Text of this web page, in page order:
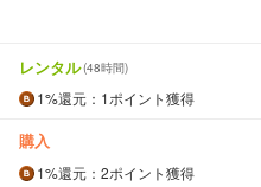
レンタル(48時間)
1%還元 ：1ポイント獲得
購入
1%還元 ：2ポイント獲得